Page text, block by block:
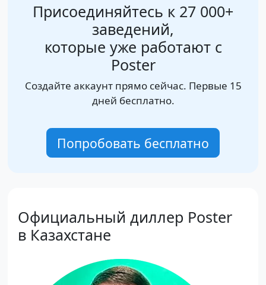
Присоединяйтесь к 27 000+
заведений,
которые уже работают с
Poster
Создайте аккаунт прямо сейчас. Первые 15
дней бесплатно.
Попробовать бесплатно
Официальный диллер Poster
в Казахстане